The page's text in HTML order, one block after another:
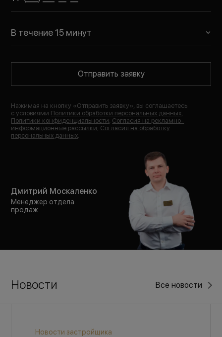
В течение 15 минут
Отправить заявку
Нажимая на кнопку «Отправить заявку», вы соглашаетесь
с условиями Политики обработки персональных данных
Политики конфиденциальности Согласия на рекламно-
информационные рассылки Согласия на обработку
персональных данных
Дмитрий Москаленко
Менеджер отдела
продаж
Новости Все новости
Новости застройщика